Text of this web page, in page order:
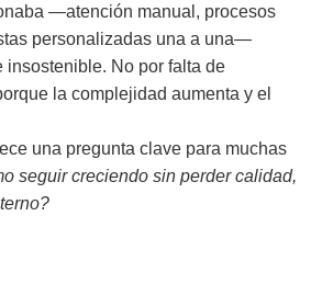
—atención manual, procesos
personalizadas una a una—
insostenible. No por falta de
la complejidad aumenta y el
una pregunta clave para muchas
seguir creciendo sin perder calidad,